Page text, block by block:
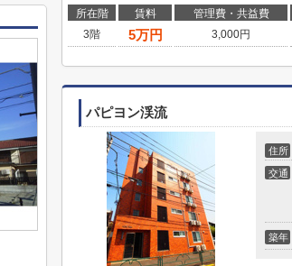
所在階 賃料 管理費・共益費
3階
5万円 3,000円
パピヨン渓流
住所
交通
築年